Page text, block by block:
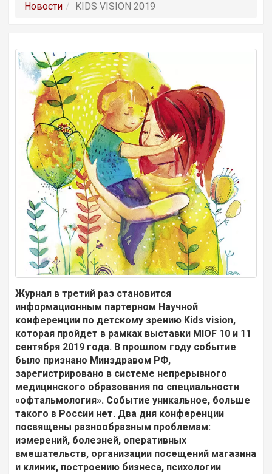
Новости KIDS VISION 2019
Журнал в третий раз становится
информационным партерном Научной
конференции по детскому зрению Kids vision,
которая пройдет в рамках выставки MIOF 10 и 11
сентября 2019 года. В прошлом году событие
было признано Минздравом РФ,
зарегистрировано в системе непрерывного
медицинского образования по специальности
«офтальмология». Событие уникальное, больше
такого в России нет. Два дня конференции
посвящены разнообразным проблемам:
измерений, болезней, оперативных
вмешательств, организации посещений магазина
и клиник, построению бизнеса, психологии